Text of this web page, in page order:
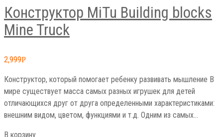
Конструктор MiTu Building blocks
Mine Truck
2,999Р
Конструктор, который помогает ребенку развивать мышление В
мире существует масса самых разных игрушек для детей
отличающихся друг от друга определенными характеристиками:
внешним видом, цветом, функциями и т.д. Одним из самых…
В корзину